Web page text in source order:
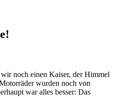
wir noch einen Kaiser, der Himmel
wurden noch von
war alles besser: Das